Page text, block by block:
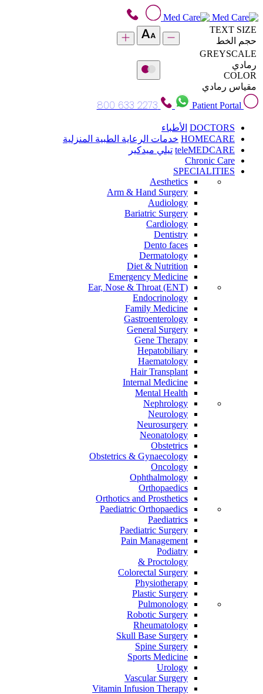
TEXT SIZE
حجم الخط
GREYSCALE
رمادي
COLOR
مقياس رمادي
Patient Portal
800 633 2273
DOCTORS الأطباء
HOMECARE خدمات الرعاية الطبية المنزلية
teleMEDCARE تيلي ميدكير
Chronic Care
SPECIALITIES
Aesthetics
Arm & Hand Surgery
Audiology
Bariatric Surgery
Cardiology
Dentistry
Dento faces
Dermatology
Diet & Nutrition
Emergency Medicine
Ear, Nose & Throat (ENT)
Endocrinology
Family Medicine
Gastroenterology
General Surgery
Gene Therapy
Hepatobiliary
Haematology
Hair Transplant
Internal Medicine
Mental Health
Nephrology
Neurology
Neurosurgery
Neonatology
Obstetrics
Obstetrics & Gynaecology
Oncology
Ophthalmology
Orthopaedics
Orthotics and Prosthetics
Paediatric Orthopaedics
Paediatrics
Paediatric Surgery
Pain Management
Podiatry
Proctology &
Colorectal Surgery
Physiotherapy
Plastic Surgery
Pulmonology
Robotic Surgery
Rheumatology
Skull Base Surgery
Spine Surgery
Sports Medicine
Urology
Vascular Surgery
Vitamin Infusion Therapy